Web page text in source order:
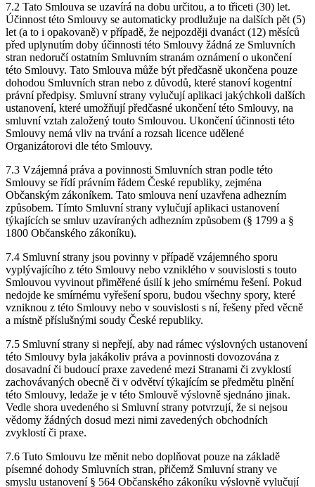
7.2 Tato Smlouva se uzavírá na dobu určitou, a to třiceti (30) let.
Účinnost této Smlouvy se automaticky prodlužuje na dalších pět (5)
let (a to i opakovaně) v případě, že nejpozději dvanáct (12) měsíců
před uplynutím doby účinnosti této Smlouvy žádná ze Smluvních
stran nedoručí ostatním Smluvním stranám oznámení o ukončení
této Smlouvy. Tato Smlouva může být předčasně ukončena pouze
dohodou Smluvních stran nebo z důvodů, které stanoví kogentní
právní předpisy. Smluvní strany vylučují aplikaci jakýchkoli dalších
ustanovení, které umožňují předčasné ukončení této Smlouvy, na
smluvní vztah založený touto Smlouvou. Ukončení účinnosti této
Smlouvy nemá vliv na trvání a rozsah licence udělené
Organizátorovi dle této Smlouvy.
7.3 Vzájemná práva a povinnosti Smluvních stran podle této
Smlouvy se řídí právním řádem České republiky, zejména
Občanským zákoníkem. Tato smlouva není uzavřena adhezním
způsobem. Tímto Smluvní strany vylučují aplikaci ustanovení
týkajících se smluv uzavíraných adhezním způsobem (§ 1799 a §
1800 Občanského zákoníku).
7.4 Smluvní strany jsou povinny v případě vzájemného sporu
vyplývajícího z této Smlouvy nebo vzniklého v souvislosti s touto
Smlouvou vyvinout přiměřené úsilí k jeho smírnému řešení. Pokud
nedojde ke smírnému vyřešení sporu, budou všechny spory, které
vzniknou z této Smlouvy nebo v souvislosti s ní, řešeny před věcně
a místně příslušnými soudy České republiky.
7.5 Smluvní strany si nepřejí, aby nad rámec výslovných ustanovení
této Smlouvy byla jakákoliv práva a povinnosti dovozována z
dosavadní či budoucí praxe zavedené mezi Stranami či zvyklostí
zachovávaných obecně či v odvětví týkajícím se předmětu plnění
této Smlouvy, ledaže je v této Smlouvě výslovně sjednáno jinak.
Vedle shora uvedeného si Smluvní strany potvrzují, že si nejsou
vědomy žádných dosud mezi nimi zavedených obchodních
zvyklostí či praxe.
7.6 Tuto Smlouvu lze měnit nebo doplňovat pouze na základě
písemné dohody Smluvních stran, přičemž Smluvní strany ve
smyslu ustanovení § 564 Občanského zákoníku výslovně vylučují